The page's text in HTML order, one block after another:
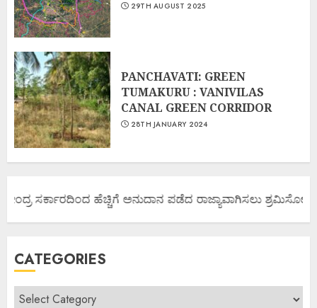
29TH AUGUST 2025
PANCHAVATI: GREEN
TUMAKURU : VANIVILAS
CANAL GREEN CORRIDOR
28TH JANUARY 2024
ಸರ್ಕಾರದಿಂದ ಹೆಚ್ಚಿಗೆ ಅನುದಾನ ಪಡೆದ ರಾಜ್ಯಾವಾಗಿಸಲು ಶ್ರಮಿಸೋಣ
CATEGORIES